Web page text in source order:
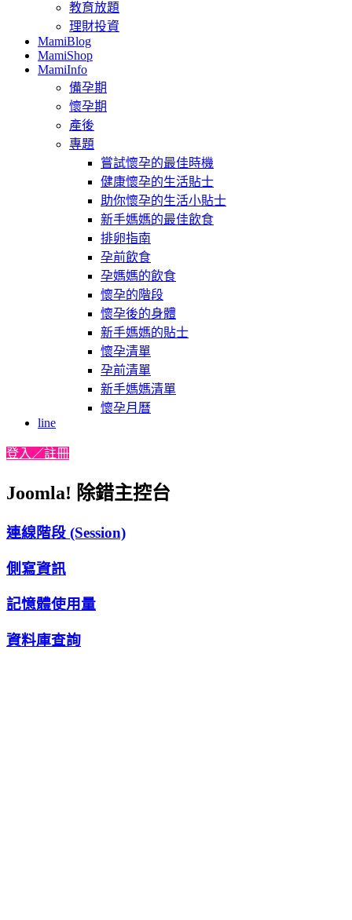
教育放題
理財投資
MamiBlog
MamiShop
MamiInfo
備孕期
懷孕期
產後
專題
嘗試懷孕的最佳時機
健康懷孕的生活貼士
助你懷孕的生活小貼士
新手媽媽的最佳飲食
排卵指南
孕前飲食
孕媽媽的飲食
懷孕的階段
懷孕後的身體
新手媽媽的貼士
懷孕清單
孕前清單
新手媽媽清單
懷孕月曆
line
登入／註冊
Joomla! 除錯主控台
連線階段 (Session)
側寫資訊
記憶體使用量
資料庫查詢